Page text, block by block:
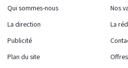
Qui sommes-nous
Nos
La direction
La
Publicité
Plan du site